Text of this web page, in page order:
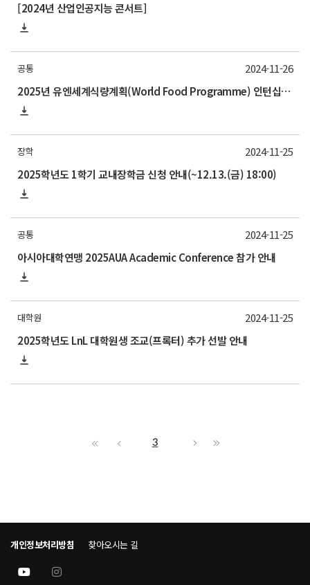
[2024년 산업인공지능 콘서트]
공통
2025년 유엔세계식량계획(World Food Programme) 인턴십 프로그램 참가자 모집 안내
2024-11-26
장학
2025학년도 1학기 교내장학금 신청 안내(~12.13.(금) 18:00)
2024-11-25
공통
아시아대학연맹 2025AUA Academic Conference 참가 안내
2024-11-25
대학원
2025학년도 LnL 대학원생 조교(프록터) 추가 선발 안내
2024-11-25
3
개인정보처리방침 찾아오시는 길